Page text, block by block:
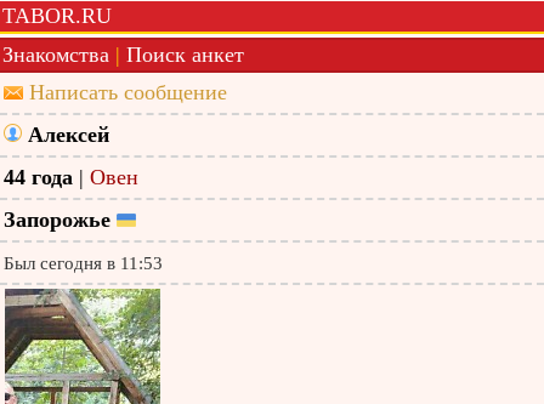
TABOR.RU
Знакомства | Поиск анкет
Написать сообщение
Алексей
44 года | Овен
Запорожье
Был сегодня в 11:53